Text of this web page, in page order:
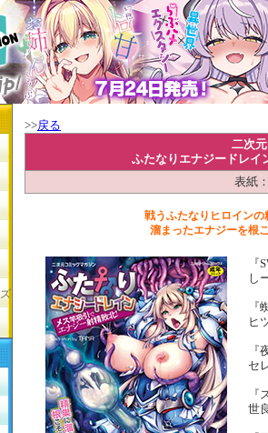
>>戻る
二次
ふたなりエナジードレ
表紙
戦うふたなりヒロイン
溜まったエナジーを根
『
し
ヒ
セ
『
世